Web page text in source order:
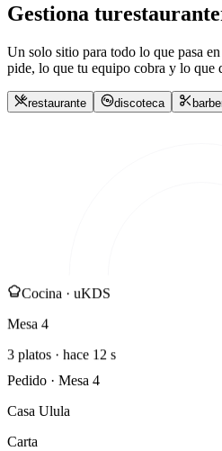
Gestiona turestaurante
Un solo sitio para todo lo que pasa
pide, lo que tu equipo cobra y lo que
restaurante discoteca
Cocina · uKDS
Mesa 4
3 platos · hace 12 s
Pedido · Mesa 4
Casa Ulula
Carta